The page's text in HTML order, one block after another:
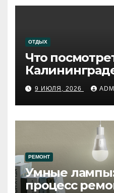
ОТДЫХ
Что
западному
9 ИЮЛЯ, 2026
РЕМОНТ
Умные
процесс